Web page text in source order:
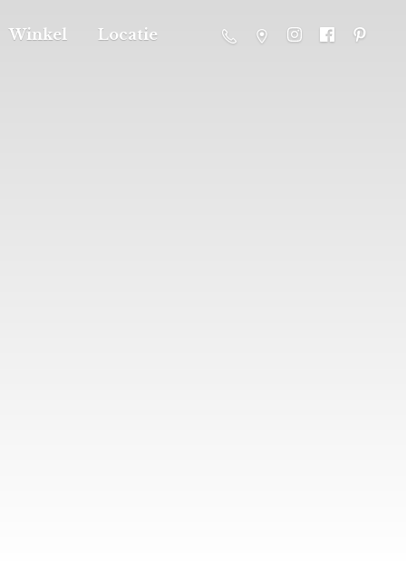
Winkel Locatie